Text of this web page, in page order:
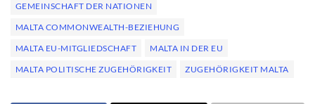
GEMEINSCHAFT DER NATIONEN
MALTA COMMONWEALTH-BEZIEHUNG
MALTA EU-MITGLIEDSCHAFT
MALTA IN DER EU
MALTA POLITISCHE ZUGEHÖRIGKEIT
ZUGEHÖRIGKEIT MALTA